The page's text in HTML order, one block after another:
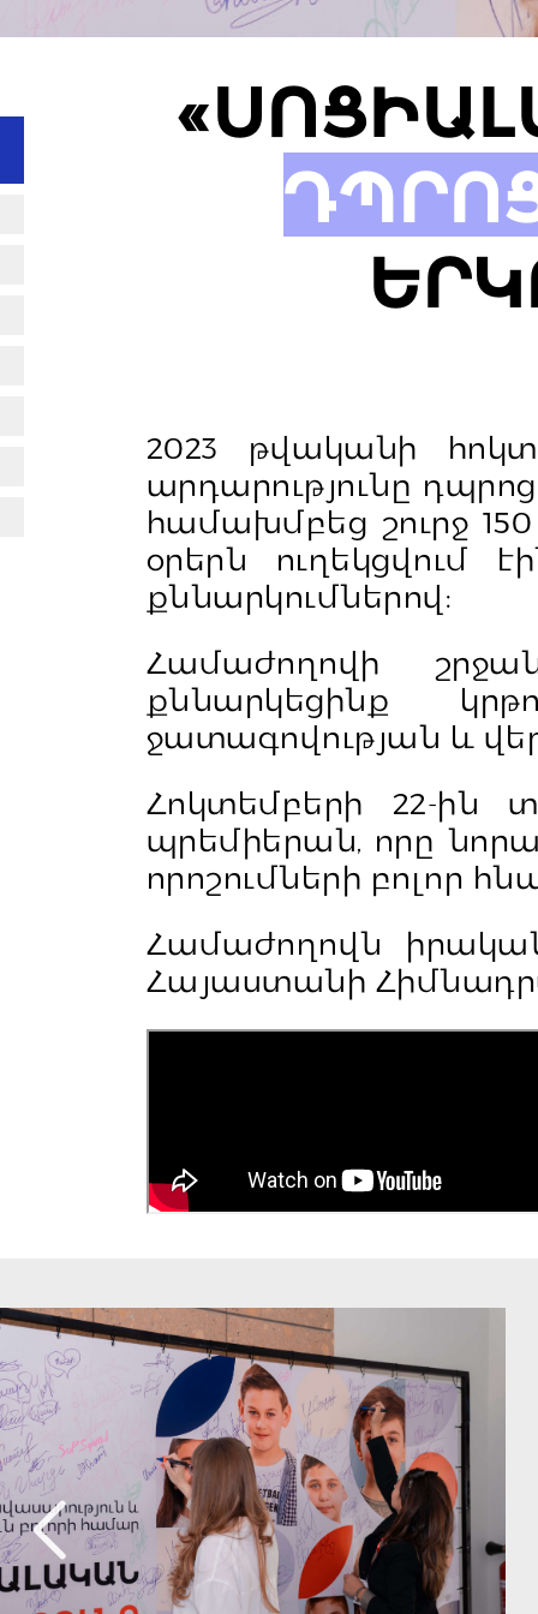
2023 թվականի
արդարությունը
համախմբեց շուրջ
օրերն ուղեկցվում
քննարկումներով։
Համաժողովի
քննարկեցինք
ջատագովության և
Հոկտեմբերի 22-ին
պրեմիերան, որը
որոշումների բոլոր
Համաժողովն
Հայաստանի